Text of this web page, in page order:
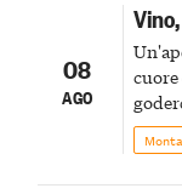
08
AGO